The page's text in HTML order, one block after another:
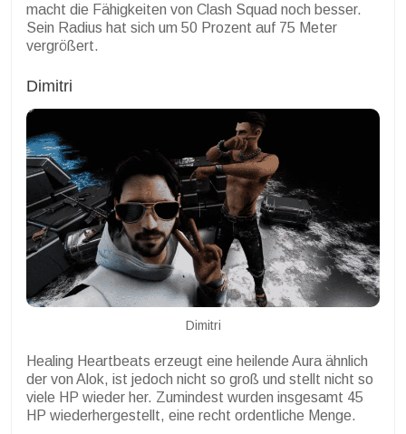
macht die Fähigkeiten von Clash Squad noch besser.
Sein Radius hat sich um 50 Prozent auf 75 Meter
vergrößert.
Dimitri
Dimitri
Healing Heartbeats erzeugt eine heilende Aura ähnlich
der von Alok, ist jedoch nicht so groß und stellt nicht so
viele HP wieder her. Zumindest wurden insgesamt 45
HP wiederhergestellt, eine recht ordentliche Menge.